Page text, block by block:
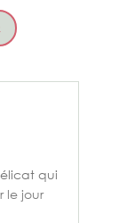
qui
le jour